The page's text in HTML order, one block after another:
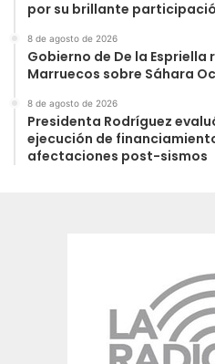
por su brillante
8 de agosto de 2026
Gobierno de De la
Marruecos sobre Sáhara
8 de agosto de 2026
Presidenta Rodríguez
ejecución de
afectaciones post-sismos